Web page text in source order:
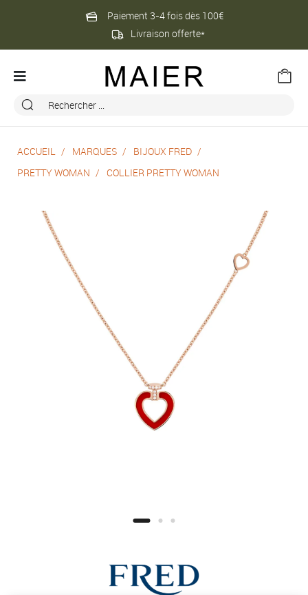
Paiement 3-4 fois dès 100€
Livraison offerte*
ACCUEIL MARQUES
BIJOUX FRED
PRETTY WOMAN
COLLIER PRETTY WOMAN